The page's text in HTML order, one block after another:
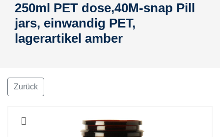
250ml PET dose,40M-snap Pill
jars, einwandig PET,
lagerartikel amber
Zurück